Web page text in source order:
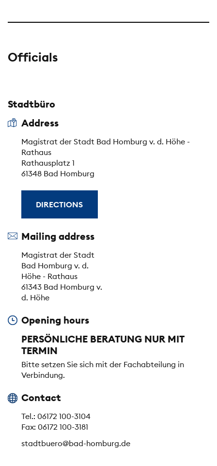
Officials
Stadtbüro
Address
Magistrat der Stadt Bad Homburg v. d. Höhe -
Rathaus
Rathausplatz 1
61348 Bad Homburg
DIRECTIONS
Mailing address
Magistrat der Stadt
Bad Homburg v. d.
Höhe - Rathaus
61343 Bad Homburg v.
d. Höhe
Opening hours
PERSÖNLICHE BERATUNG NUR MIT
TERMIN
Bitte setzen Sie sich mit der Fachabteilung in
Verbindung.
Contact
Tel.: 06172 100-3104
Fax: 06172 100-3181
stadtbuero@bad-homburg.de